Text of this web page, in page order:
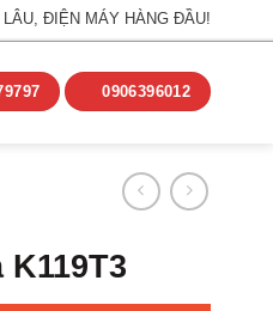
ĐIỆN MÁY HÀNG ĐẦU!
0906396012